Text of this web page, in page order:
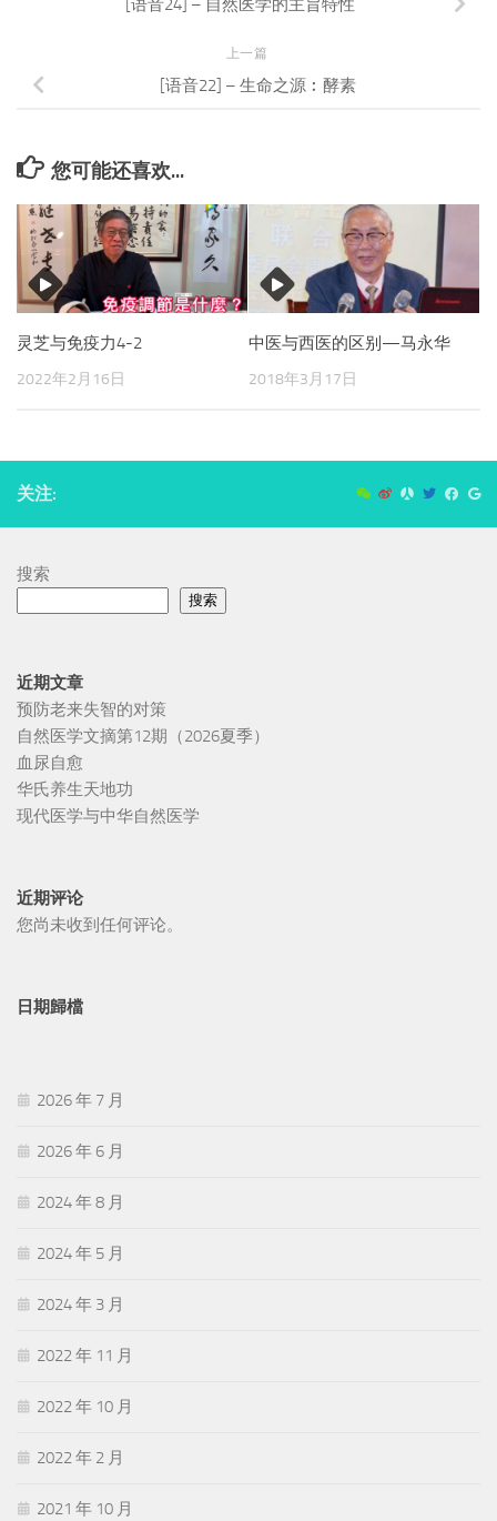
[语音24] – 自然医学的主旨特性
上一篇
[语音22] – 生命之源︰酵素
您可能还喜欢...
灵芝与免疫力4-2
2022年2月16日
中医与西医的区别—马永华
2018年3月17日
关注:
搜索
搜索
近期文章
预防老来失智的对策
自然医学文摘第12期（2026夏季）
血尿自愈
华氏养生天地功
现代医学与中华自然医学
近期评论
您尚未收到任何评论。
日期歸檔
2026 年 7 月
2026 年 6 月
2024 年 8 月
2024 年 5 月
2024 年 3 月
2022 年 11 月
2022 年 10 月
2022 年 2 月
2021 年 10 月